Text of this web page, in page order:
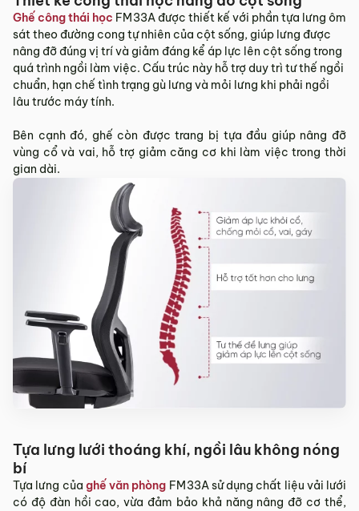
Ghế công thái học FM33A được thiết kế với phần tựa lưng ôm
sát theo đường cong tự nhiên của cột sống, giúp lưng được
nâng đỡ đúng vị trí và giảm đáng kể áp lực lên cột sống trong
quá trình ngồi làm việc. Cấu trúc này hỗ trợ duy trì tư thế ngồi
chuẩn, hạn chế tình trạng gù lưng và mỏi lưng khi phải ngồi
lâu trước máy tính.
Bên cạnh đó, ghế còn được trang bị tựa đầu giúp nâng đỡ
vùng cổ và vai, hỗ trợ giảm căng cơ khi làm việc trong thời
gian dài.
Tựa lưng lưới thoáng khí, ngồi lâu không nóng
bí
Tựa lưng của ghế văn phòng FM33A sử dụng chất liệu vải lưới
có độ đàn hồi cao, vừa đảm bảo khả năng nâng đỡ cơ thể,
Sản phẩm hư hỏng trong quá trình vận chuyển (rách, xước,
vỡ…).
Sản phẩm còn nguyên tình trạng ban đầu, chưa qua sử
dụng, còn nguyên chứng từ mua hàng do MyChair cung
cấp có chữ ký của bên bán và bên mua.
* Trường hợp khách hàng đổi trả sản phẩm mà chúng tôi
không còn sản phẩm thay thế, khách hàng không chọn được
mẫu sản phẩm khác ưng ý thì Quý khách sẽ được hoàn tiền
đúng với số tiền đã mua sản phẩm hoặc Quý khách tiến hành
đặt hàng sản xuất theo yêu cầu.
4.2. Các trường hợp không được đổi trả sản
Sản phẩm đã qua sử dụng, sản phẩm có dấu hiệu chỉnh sửa
hoặc tự ý sửa chữa mà không có sự đồng ý của nhà sản
Sản phẩm sau khi đã được giao hàng, nhận hàng, Quý
khách kiểm tra hàng không có bất kỳ lỗi sản phẩm nào và
đã ký vào biên bản nghiệm thu.
Sản phẩm mới đã quá thời gian 3 ngày kể từ ngày nhận
Mọi thông tin cần hỗ trợ và giải đáp vui lòng liên hệ MyChair
Hotline:0942 902 468(Call, Zalo)